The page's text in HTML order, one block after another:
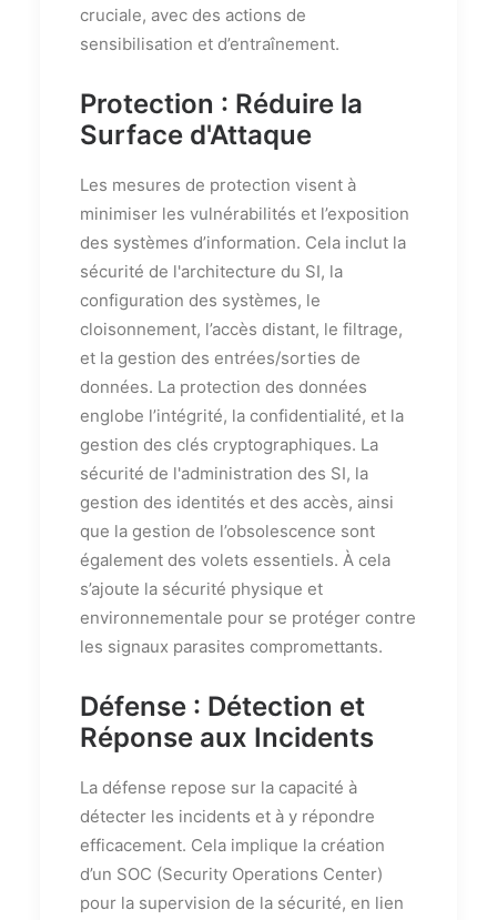
cruciale, avec des actions de
sensibilisation et d’entraînement.
Protection : Réduire la
Surface d'Attaque
Les mesures de protection visent à
minimiser les vulnérabilités et l’exposition
des systèmes d’information. Cela inclut la
sécurité de l'architecture du SI, la
configuration des systèmes, le
cloisonnement, l’accès distant, le filtrage,
et la gestion des entrées/sorties de
données. La protection des données
englobe l’intégrité, la confidentialité, et la
gestion des clés cryptographiques. La
sécurité de l'administration des SI, la
gestion des identités et des accès, ainsi
que la gestion de l’obsolescence sont
également des volets essentiels. À cela
s’ajoute la sécurité physique et
environnementale pour se protéger contre
les signaux parasites compromettants.
Défense : Détection et
Réponse aux Incidents
La défense repose sur la capacité à
détecter les incidents et à y répondre
efficacement. Cela implique la création
d’un SOC (Security Operations Center)
pour la supervision de la sécurité, en lien